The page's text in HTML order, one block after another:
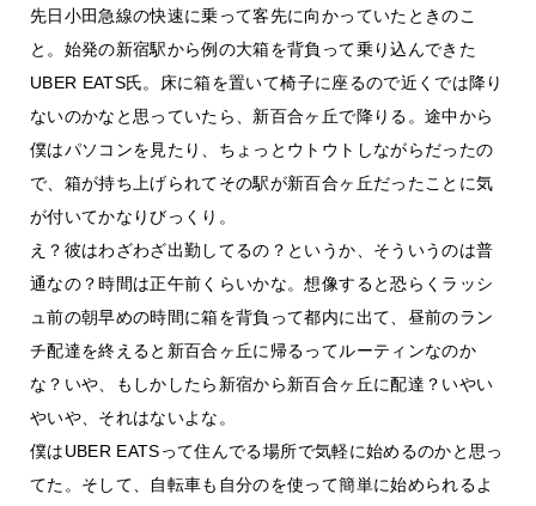
先日小田急線の快速に乗って客先に向かっていたときのこ
と。始発の新宿駅から例の大箱を背負って乗り込んできた
UBER EATS氏。床に箱を置いて椅子に座るので近くでは降り
ないのかなと思っていたら、新百合ヶ丘で降りる。途中から
僕はパソコンを見たり、ちょっとウトウトしながらだったの
で、箱が持ち上げられてその駅が新百合ヶ丘だったことに気
が付いてかなりびっくり。
え？彼はわざわざ出勤してるの？というか、そういうのは普
通なの？時間は正午前くらいかな。想像すると恐らくラッシ
ュ前の朝早めの時間に箱を背負って都内に出て、昼前のラン
チ配達を終えると新百合ヶ丘に帰るってルーティンなのか
な？いや、もしかしたら新宿から新百合ヶ丘に配達？いやい
やいや、それはないよな。
僕はUBER EATSって住んでる場所で気軽に始めるのかと思っ
てた。そして、自転車も自分のを使って簡単に始められるよ